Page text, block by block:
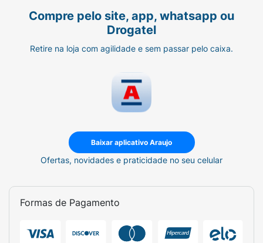
Compre pelo site, app, whatsapp ou
Drogatel
Retire na loja com agilidade e sem passar pelo caixa.
Baixar aplicativo Araujo
Ofertas, novidades e praticidade no seu celular
Formas de Pagamento